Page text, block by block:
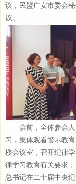
议，民盟广安市委会
议。
会前，全体参会
习，集体观看警示教
楼会议室，召开纪律
律学习教育有关要求
总书记在二十届中央